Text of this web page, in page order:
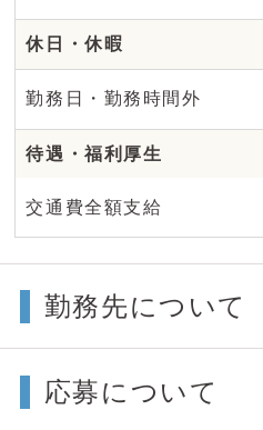
休日・休暇
勤務日・勤務時間外
待遇・福利厚生
交通費全額支給
勤務先について
応募について